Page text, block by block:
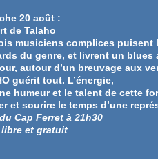
20 août :
de Talaho
musiciens complices puisent
du genre, et livrent un
autour d’un breuvage aux
guérit tout. L’énergie,
humeur et le talent de cette
et sourire le temps d’une
Cap Ferret à 21h30
et gratuit